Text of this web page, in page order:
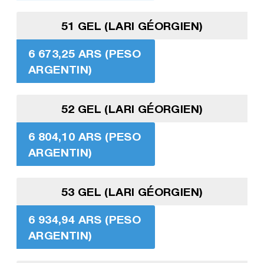
51 GEL (LARI GÉORGIEN)
6 673,25 ARS (PESO
ARGENTIN)
52 GEL (LARI GÉORGIEN)
6 804,10 ARS (PESO
ARGENTIN)
53 GEL (LARI GÉORGIEN)
6 934,94 ARS (PESO
ARGENTIN)